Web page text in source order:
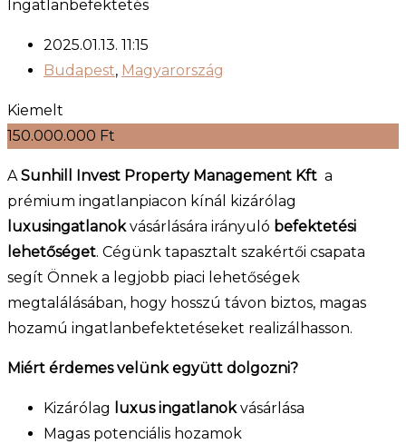
2025.01.13. 11:15
Budapest, Magyarország
Kiemelt
150.000.000 Ft
ASunhill Invest Property Management Kft a
prémium ingatlanpiacon kínál kizárólag
luxusingatlanokvásárlására irányuló befektetési
lehetőséget. Cégünk tapasztalt szakértői csapata
segít Önnek a legjobb piaci lehetőségek
megtalálásában, hogy hosszú távon biztos, magas
hozamú ingatlanbefektetéseket realizálhasson.
Miért érdemes velünk együtt dolgozni?
Kizárólag luxus ingatlanokvásárlása
Magas potenciális hozamok